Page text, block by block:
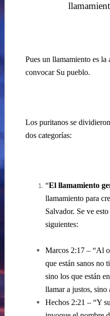
Pues un llamamiento es la
convocar Su pueblo.
Los puritanos se
dos categorías:
“El llamamiento
llamamiento para
Salvador. Se ve
siguientes:
Marcos 2:17 – “Al
que están sanos no
sino los que están
llamar a justos, sino
Hechos 2:21 – “Y